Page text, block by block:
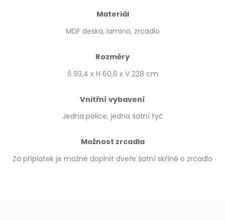
Materiál
MDF deska, lamino, zrcadlo
Rozměry
Š 93,4 x H 60,6 x V 228 cm
Vnitřní vybavení
Jedna police, jedna šatní tyč
Možnost zrcadla
Za příplatek je možné doplnit dveře šatní skříně o zrcadlo